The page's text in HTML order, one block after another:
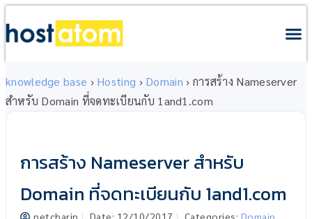
knowledge base › Hosting › Domain › การสร้าง Nameserver
สำหรับ Domain ที่จดทะเบียนกับ 1and1.com
การสร้าง Nameserver สำหรับ
Domain ที่จดทะเบียนกับ 1and1.com
petcharin Date: 12/10/2017 Categories: Domain